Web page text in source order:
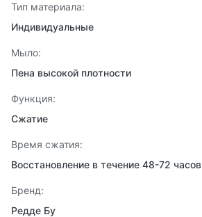
Тип материала:
Индивидуальные
Мыло:
Пена высокой плотности
Функция:
Сжатие
Время сжатия:
Восстановление в течение 48-72 часов
Бренд:
Редде Бу